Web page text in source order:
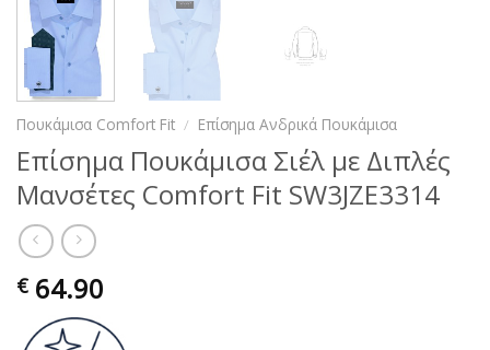
Πουκάμισα Comfort Fit / Επίσημα Ανδρικά Πουκάμισα
Επίσημα Πουκάμισα Σιέλ με Διπλές
Μανσέτες Comfort Fit SW3JZE3314
€ 64.90